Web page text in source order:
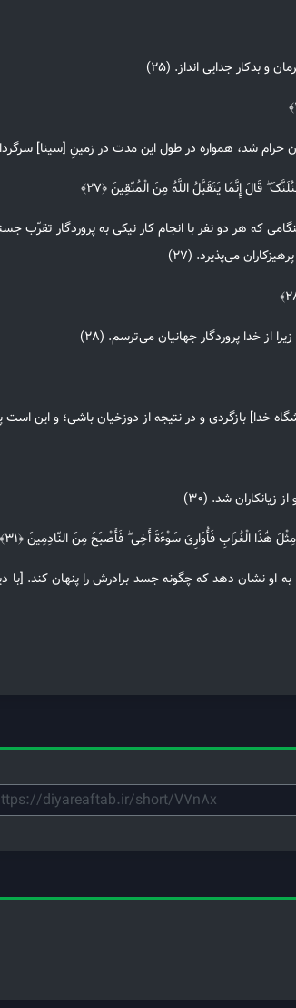
بدکار جدایی انداز. (۲۵)
شد، همواره در طول این مدت در زمینِ [سینا]
قَالَ إِنَّمَا یَتَقَبَّلُ اللَّهُ مِنَ الْمُتّقِینَ ﴿۲۷﴾
که هر دو نفر با انجام کار نیکی به پروردگار تقرّب
می‌پذیرد. (۲۷)
خدا پروردگار جهانیان می‌ترسم. (۲۸)
بازگردی و در نتیجه از دوزخیان باشی؛ و این است
شد. (۳۰)
هَٰذَا الْغُرَابِ فَأُوَارِیَ سَوْءَةَ أَخِی ۖ فَأَصْبَحَ مِنَ النّادِمِینَ ﴿۳۱﴾
نشان دهد که چگونه جسد برادرش را پنهان کند. [با